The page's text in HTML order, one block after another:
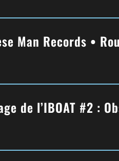
Man Records •
de l’IBOAT #2 :